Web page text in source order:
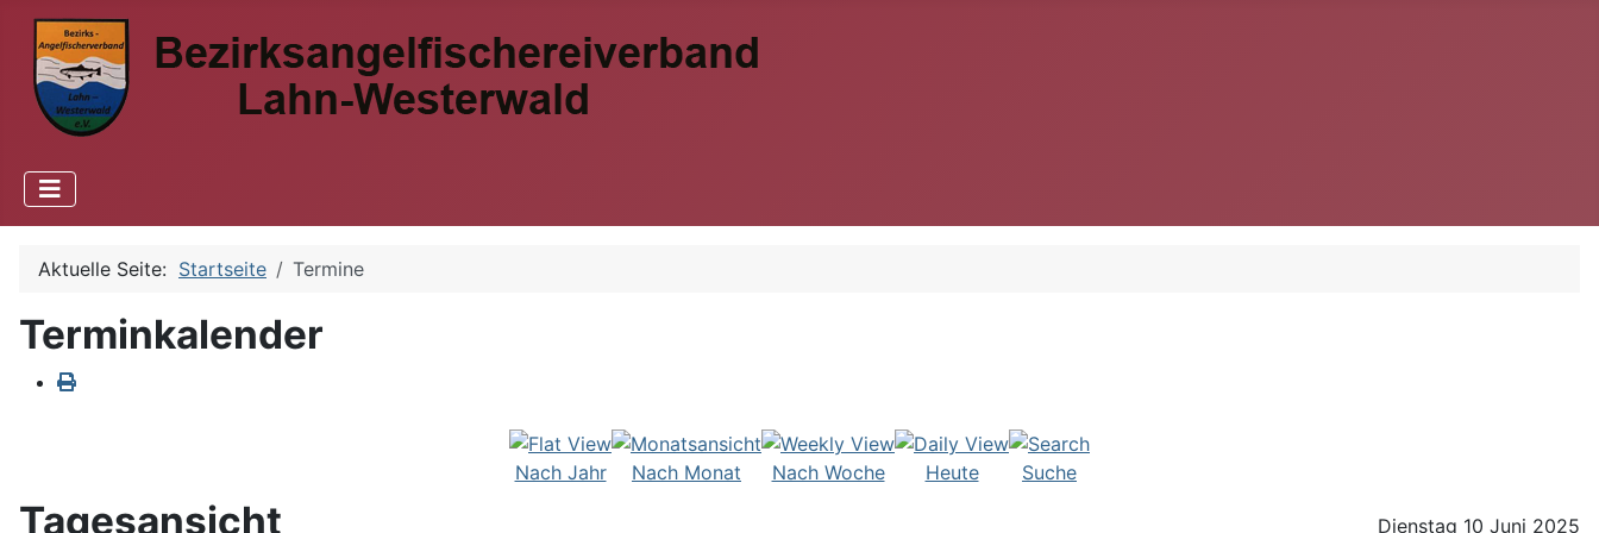
Aktuelle Seite: Startseite Termine
Terminkalender
Nach Jahr Nach Monat Nach Woche Heute Suche
Tagesansicht
Dienstag 10 Juni 2025